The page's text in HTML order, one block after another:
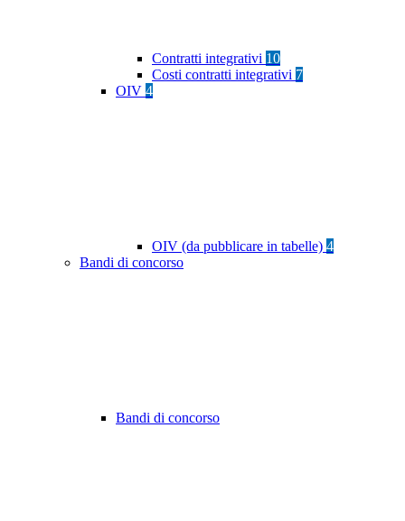
Contratti integrativi 10
Costi contratti integrativi 7
OIV 4
OIV (da pubblicare in tabelle) 4
Bandi di concorso
Bandi di concorso